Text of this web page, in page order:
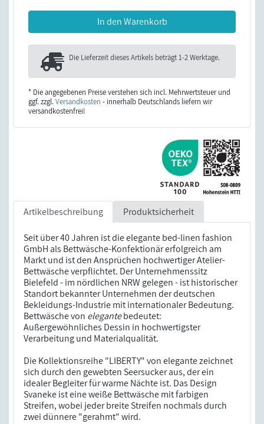
In den Warenkorb
Die Lieferzeit dieses Artikels beträgt1-2 Werktage.
* Die angegebenen Preise verstehen sich incl. Mehrwertsteuer und
ggf. zzgl.Versandkosten - innerhalb Deutschlands liefern wir
versandkostenfrei!
Artikelbeschreibung Produktsicherheit
Seit über 40 Jahren ist die elegante bed-linen fashion
GmbH als Bettwäsche-Konfektionär erfolgreich am
Markt und ist den Ansprüchen hochwertiger Atelier-
Bettwäsche verpflichtet. Der Unternehmenssitz
Bielefeld - im nördlichen NRW gelegen - ist historischer
Standort bekannter Unternehmen der deutschen
Bekleidungs-Industrie mit internationaler Bedeutung.
Bettwäsche von elegantebedeutet:
Außergewöhnliches Dessin in hochwertigster
Verarbeitung und Materialqualität.
Die Kollektionsreihe "LIBERTY" von elegante zeichnet
sich durch den gewebten Seersucker aus, der ein
idealer Begleiter für warme Nächte ist. Das Design
Svaneke ist eine weiße Bettwäsche mit farbigen
Streifen, wobei jeder breite Streifen nochmals durch
zwei dünnere "gerahmt" wird.